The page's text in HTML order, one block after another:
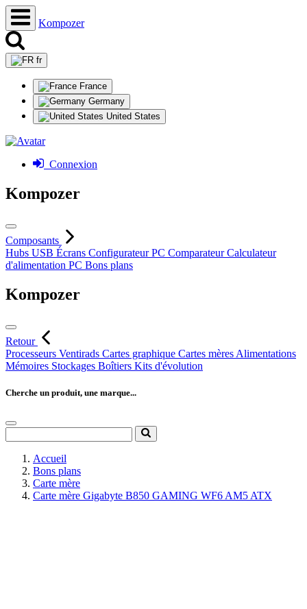
Kompozer
fr
France
Germany
United States
Connexion
Kompozer
Composants
Hubs USB Écrans Configurateur PC ComparateurCalculateur
d'alimentation PC Bons plans
Kompozer
Retour
Processeurs Ventirads Cartes graphique Cartes mères Alimentations
Mémoires Stockages Boîtiers Kits d'évolution
Cherche un produit, une marque...
Accueil
Bons plans
Carte mère
Carte mère Gigabyte B850 GAMING WF6 AM5 ATX